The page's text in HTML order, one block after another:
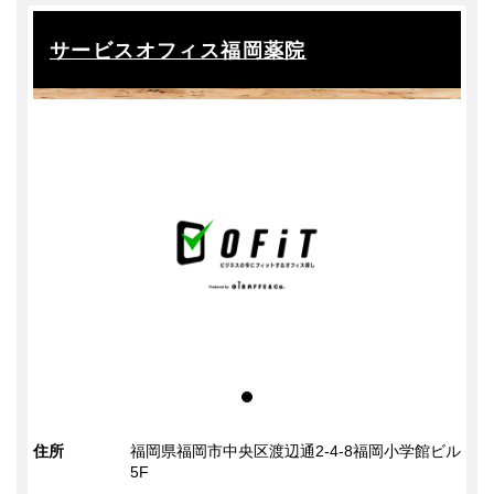
サービスオフィス福岡薬院
住所
福岡県福岡市中央区渡辺通2-4-8福岡小学館ビル
5F